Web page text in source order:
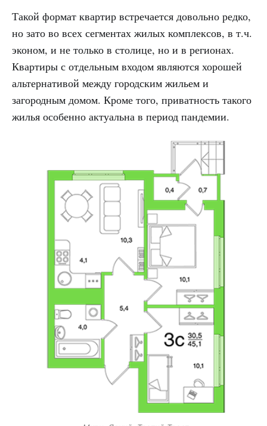
Такой формат квартир встречается довольно редко,
но зато во всех сегментах жилых комплексов, в т.ч.
эконом, и не только в столице, но и в регионах.
Квартиры с отдельным входом являются хорошей
альтернативой между городским жильем и
загородным домом. Кроме того, приватность такого
жилья особенно актуальна в период пандемии.